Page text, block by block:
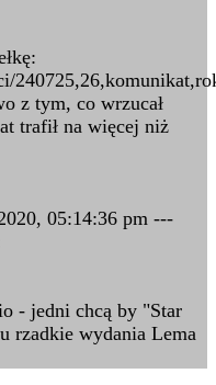
z tym, co wrzucał
trafił na więcej niż
05:14:36 pm ---
- jedni chcą by "Star
rzadkie wydania Lema